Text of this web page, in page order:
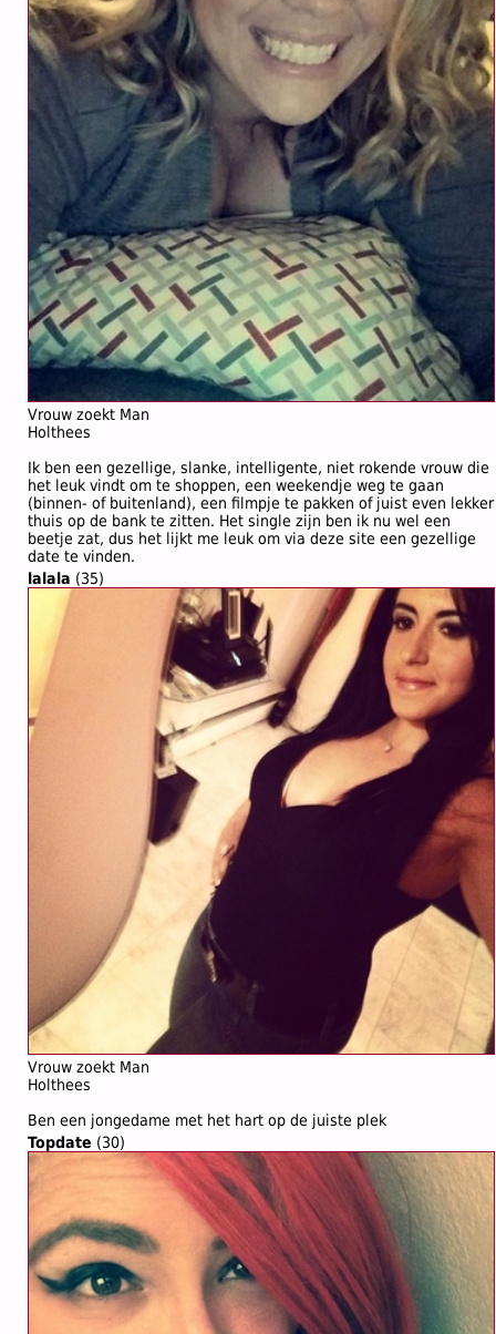
Vrouw zoekt Man
Holthees
Ik ben een gezellige, slanke, intelligente, niet rokende vrouw die
het leuk vindt om te shoppen, een weekendje weg te gaan
(binnen- of buitenland), een filmpje te pakken of juist even lekker
thuis op de bank te zitten. Het single zijn ben ik nu wel een
beetje zat, dus het lijkt me leuk om via deze site een gezellige
date te vinden.
lalala (35)
Vrouw zoekt Man
Holthees
Ben een jongedame met het hart op de juiste plek
Topdate (30)